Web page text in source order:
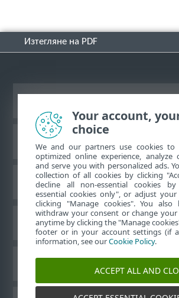
Изтегляне на PDF
База със знания на
Форум на ESET
Регионална
Your account,
choice
We and our partners use cookies
optimized online experience, analyze
and serve you with personalized ads.
collection of all cookies by clicking
decline all non-essential cookies by
essential cookies only", or adjust
clicking "Manage cookies". You
withdraw your consent or change your
anytime by clicking the "Manage
footer or in your account settings (if
information, see ourCookie Policy.
ACCEPT ALL AND